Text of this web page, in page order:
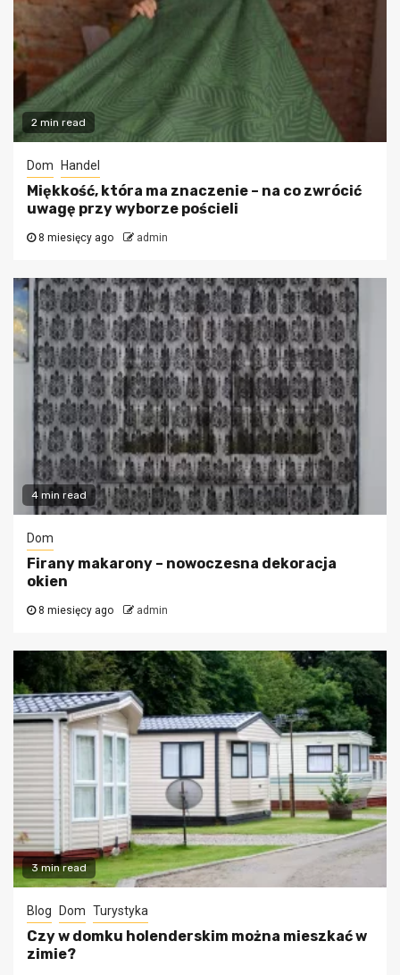
2 min read
Dom Handel
Miękkość, która ma znaczenie – na co zwrócić
uwagę przy wyborze pościeli
8 miesięcy ago admin
4 min read
Dom
Firany makarony – nowoczesna dekoracja
okien
8 miesięcy ago admin
3 min read
Blog Dom Turystyka
Czy w domku holenderskim można mieszkać w
zimie?